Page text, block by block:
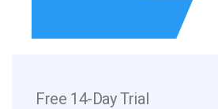
Free 14-Day Trial